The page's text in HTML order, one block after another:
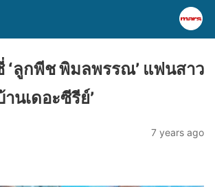
‘ลูกพีช พิมลพรรณ’ แฟนสาว
นเดอะซีรีย์’
7 years ago